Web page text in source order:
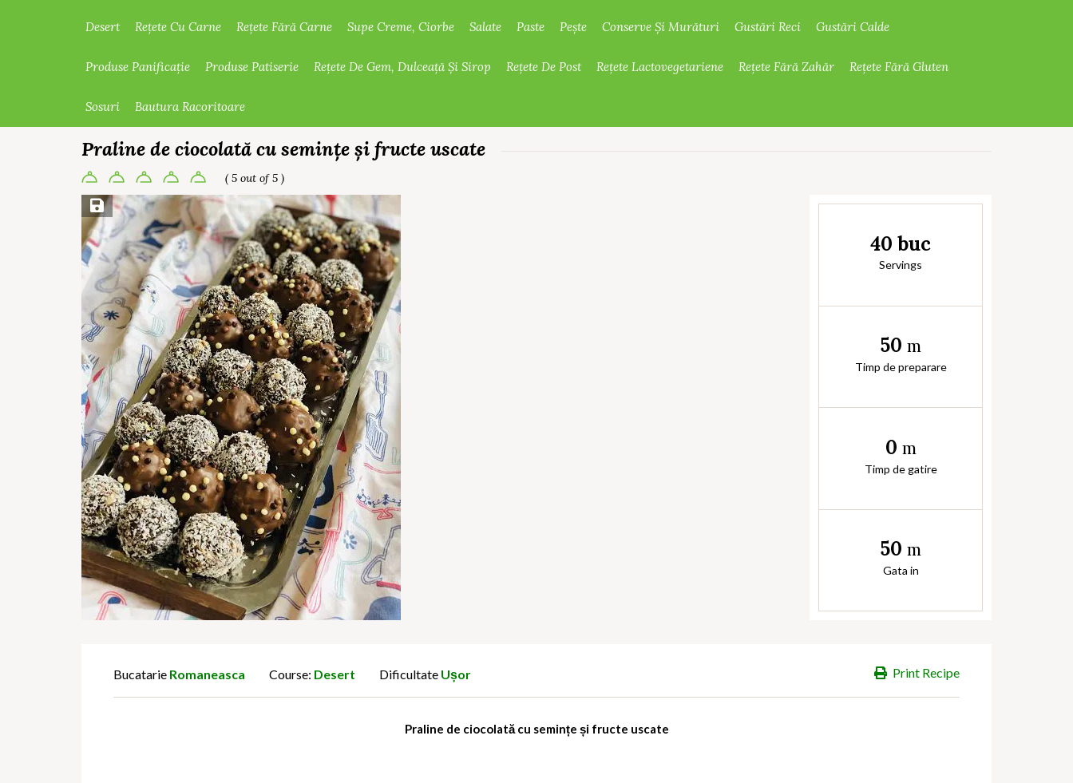
Desert Rețete Cu Carne Rețete Fără Carne Supe Creme, Ciorbe Salate Paste Pește Conserve Și Murături Gustări Reci Gustări Calde
Produse Panificație Produse Patiserie Rețete De Gem, Dulceață Și Sirop Rețete De Post Rețete Lactovegetariene Rețete Fără Zahăr Rețete Fără Gluten
Sosuri Bautura Racoritoare
Praline de ciocolată cu semințe și fructe uscate
( 5 out of 5 )
Save Recipe
40 buc
Servings
50 m
Timp de preparare
0 m
Timp de gatire
50 m
Gata in
Print Recipe
Bucatarie Romaneasca Course: Desert Dificultate Ușor
Praline de ciocolată cu semințe și fructe uscate